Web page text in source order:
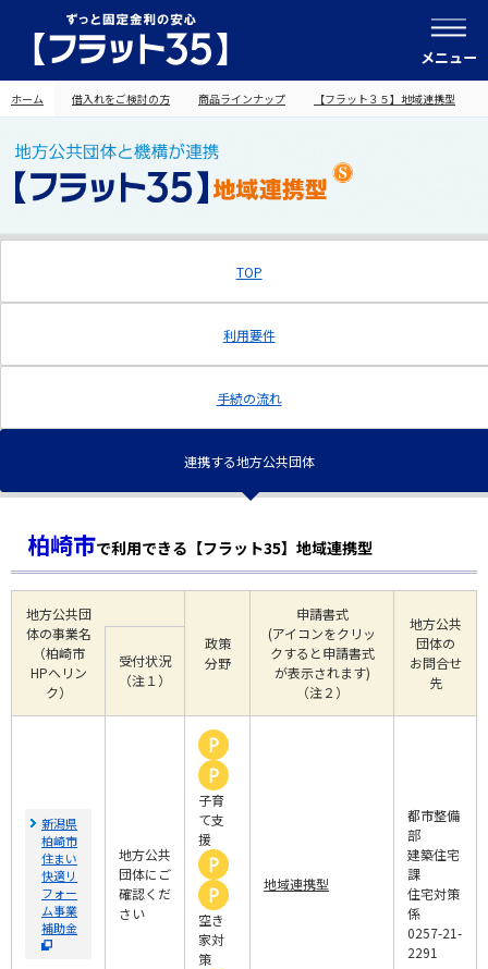
メニュー
ホーム 借入れをご検討の方 商品ラインナップ 【フラット３５】地域連携型
TOP
利用要件
手続の流れ
連携する地方公共団体
柏崎市で利用できる【フラット35】地域連携型
地方公共団
体の事業名
（柏崎市
HPへリン
ク）
政策
分野
申請書式
(アイコンをクリッ
クすると申請書式
が表示されます)
（注２）
地方公共
団体の
お問合せ
先
受付状況
（注１）
新潟県
柏崎市
住まい
快適リ
フォー
ム事業
補助金
地方公共
団体にご
確認くだ
さい
子育
て支
援
空き
家対
策
地域連携型
都市整備
部
建築住宅
課
住宅対策
係
0257-21-
2291